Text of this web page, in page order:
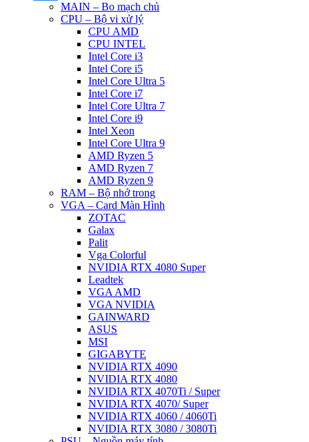
MAIN – Bo mạch chủ
CPU – Bộ vi xử lý
CPU AMD
CPU INTEL
Intel Core i3
Intel Core i5
Intel Core Ultra 5
Intel Core i7
Intel Core Ultra 7
Intel Core i9
Intel Xeon
Intel Core Ultra 9
AMD Ryzen 5
AMD Ryzen 7
AMD Ryzen 9
RAM – Bộ nhớ trong
VGA – Card Màn Hình
ZOTAC
Galax
Palit
Vga Colorful
NVIDIA RTX 4080 Super
Leadtek
VGA AMD
VGA NVIDIA
GAINWARD
ASUS
MSI
GIGABYTE
NVIDIA RTX 4090
NVIDIA RTX 4080
NVIDIA RTX 4070Ti / Super
NVIDIA RTX 4070/ Super
NVIDIA RTX 4060 / 4060Ti
NVIDIA RTX 3080 / 3080Ti